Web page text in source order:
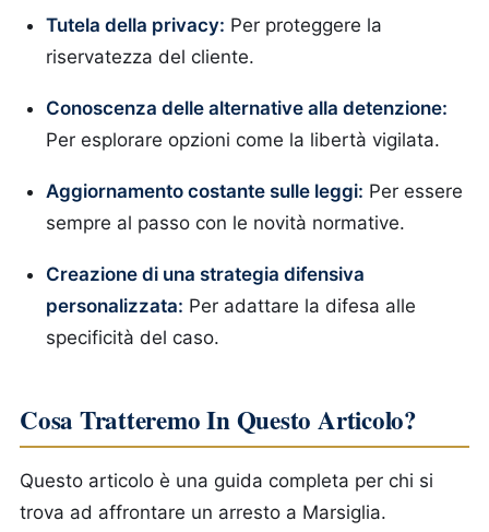
Tutela della privacy: Per proteggere la
riservatezza del cliente.
Conoscenza delle alternative alla detenzione:
Per esplorare opzioni come la libertà vigilata.
Aggiornamento costante sulle leggi: Per essere
sempre al passo con le novità normative.
Creazione di una strategia difensiva
personalizzata: Per adattare la difesa alle
specificità del caso.
Cosa Tratteremo In Questo Articolo?
Questo articolo è una guida completa per chi si
trova ad affrontare un arresto a Marsiglia.